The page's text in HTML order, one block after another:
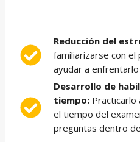
Reducción del
familiarizarse con
ayudar a enfrentarlo
Desarrollo de
tiempo: Practicarlo
el tiempo del
preguntas dentro